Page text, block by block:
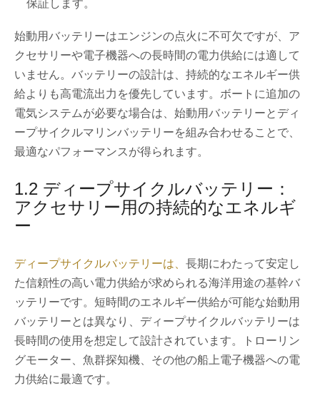
保証します。
始動用バッテリーはエンジンの点火に不可欠ですが、ア
クセサリーや電子機器への長時間の電力供給には適して
いません。バッテリーの設計は、持続的なエネルギー供
給よりも高電流出力を優先しています。ボートに追加の
電気システムが必要な場合は、始動用バッテリーとディ
ープサイクルマリンバッテリーを組み合わせることで、
最適なパフォーマンスが得られます。
1.2 ディープサイクルバッテリー：
アクセサリー用の持続的なエネルギ
ー
ディープサイクルバッテリーは、 長期にわたって安定し
た信頼性の高い電力供給が求められる海洋用途の基幹バ
ッテリーです。短時間のエネルギー供給が可能な始動用
バッテリーとは異なり、ディープサイクルバッテリーは
長時間の使用を想定して設計されています。トローリン
グモーター、魚群探知機、その他の船上電子機器への電
力供給に最適です。